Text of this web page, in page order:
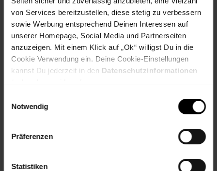
von Services bereitzustellen, diese stetig zu verbessern
sowie Werbung entsprechend Deinen Interessen auf
unserer Homepage, Social Media und Partnerseiten
anzuzeigen. Mit einem Klick auf „Ok“ willigst Du in die
Cookie Verwendung ein. Deine Cookie-Einstellungen
kannst Du jederzeit in den Datenschutzinformationen
ändern bzw. widerrufen.
Notwendig
Präferenzen
Statistiken
· Dachform: Pultdach
· Dachneigung: 3°
· Dachtiefe: 237 cm
· Dachtyp: Trapezblech
· Dachüberstand hinten: 70 mm
· Dachüberstand linke Seite: 100 mm
· Dachüberstand vorne: 180 mm
· Durchgangsmaß Breite: 142 cm